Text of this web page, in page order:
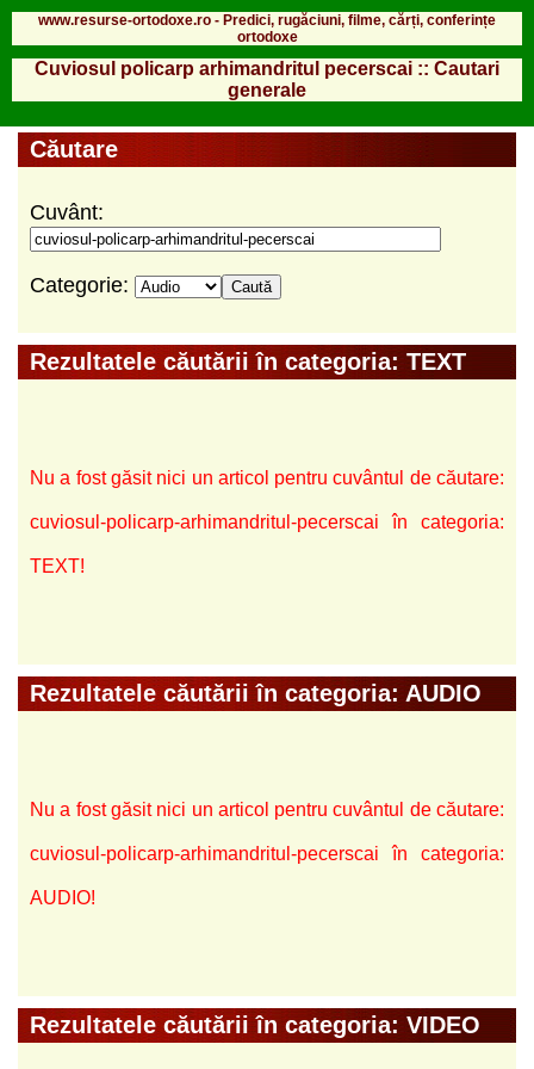
www.resurse-ortodoxe.ro - Predici, rugăciuni, filme, cărți, conferințe
ortodoxe
Cuviosul policarp arhimandritul pecerscai :: Cautari
generale
Căutare
Cuvânt:
Categorie:
Rezultatele căutării în categoria: TEXT
Nu a fost găsit nici un articol pentru cuvântul de căutare:
cuviosul-policarp-arhimandritul-pecerscai în categoria:
TEXT!
Rezultatele căutării în categoria: AUDIO
Nu a fost găsit nici un articol pentru cuvântul de căutare:
cuviosul-policarp-arhimandritul-pecerscai în categoria:
AUDIO!
Rezultatele căutării în categoria: VIDEO